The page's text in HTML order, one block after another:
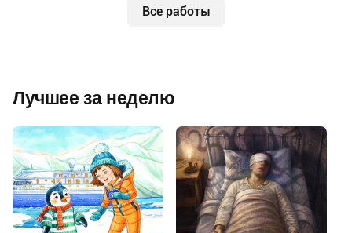
Все работы
Лучшее за неделю